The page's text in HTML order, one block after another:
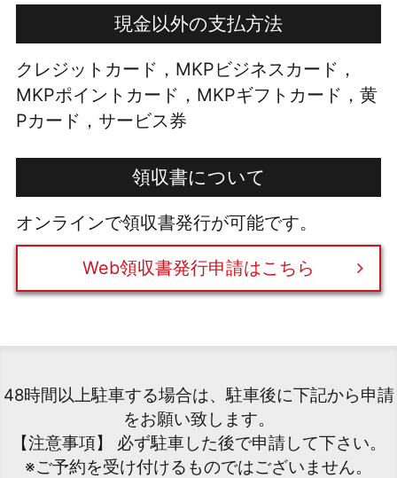
現金以外の支払方法
クレジットカード，MKPビジネスカード，
MKPポイントカード，MKPギフトカード，黄
Pカード，サービス券
領収書について
オンラインで領収書発行が可能です。
Web領収書発行申請はこちら
48時間以上駐車する場合は、駐車後に下記から申請
をお願い致します。
【注意事項】 必ず駐車した後で申請して下さい。
※ご予約を受け付けるものではございません。